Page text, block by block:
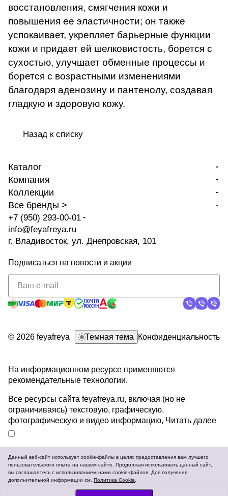
восстановления, смягчения кожи и
повышения ее эластичности; он также
успокаивает, укрепляет барьерные функции
кожи и придает ей шелковистость, борется с
сухостью, улучшает обменные процессы и
борется с возрастными изменениями
благодаря аденозину и пантенолу, создавая
гладкую и здоровую кожу.
Назад к списку
Каталог
Компания
Коллекции
Все бренды >
+7 (950) 293-00-01
info@feyafreya.ru
г. Владивосток, ул. Днепровская, 101
Подписаться на новости и акции
© 2026 feyafreya Темная тема Конфиденциальность
На информационном ресурсе применяются
рекомендательные технологии.
Все ресурсы сайта feyafreya.ru, включая (но не
ограничиваясь) текстовую, графическую,
фотографическую и видео информацию, Читать далее
Разработка и продвижение сайтов
Данный веб-сайт использует cookie-файлы в целях предоставления вам лучшего
пользовательского опыта на нашем сайте. Продолжая использовать данный сайт,
вы соглашаетесь с использованием нами cookie-файлов. Для получения
дополнительной информации см.Политика Cookie